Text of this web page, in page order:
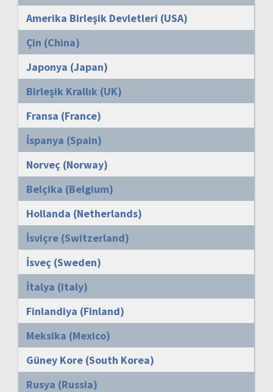
Amerika Birleşik Devletleri (USA)
Çin (China)
Japonya (Japan)
Birleşik Krallık (UK)
Fransa (France)
İspanya (Spain)
Norveç (Norway)
Belçika (Belgium)
Hollanda (Netherlands)
İsviçre (Switzerland)
İsveç (Sweden)
İtalya (Italy)
Finlandiya (Finland)
Meksika (Mexico)
Güney Kore (South Korea)
Rusya (Russia)